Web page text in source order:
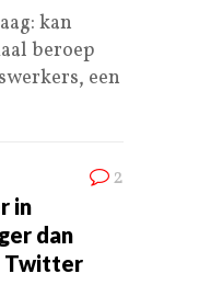
kan
beroep
een
2
in
dan
Twitter